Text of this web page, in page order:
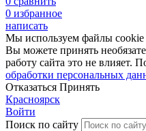
0 избранное
написать
Мы используем файлы cookie
Вы можете принять
работу сайта это не влияет.
обработки персональных
Отказаться Принять
Красноярск
Войти
Поиск по сайту